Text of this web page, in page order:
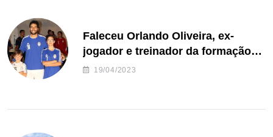
Faleceu Orlando Oliveira, ex-
jogador e treinador da formação
de andebol do Feirense
19/04/2023